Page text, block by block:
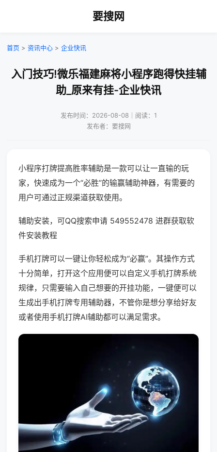
要搜网
首页 > 资讯中心 > 企业快讯
入门技巧!微乐福建麻将小程序跑得快挂辅
助_原来有挂-企业快讯
发布时间：2026-08-08｜阅读：1
发布者：要搜网
小程序打牌提高胜率辅助是一款可以让一直输的玩
家，快速成为一个“必胜”的输赢辅助神器，有需要的
用户可通过正规渠道获取使用。
辅助安装，可QQ搜索申请 549552478 进群获取软
件安装教程
手机打牌可以一键让你轻松成为“必赢”。其操作方式
十分简单，打开这个应用便可以自定义手机打牌系统
规律，只需要输入自己想要的开挂功能，一键便可以
生成出手机打牌专用辅助器，不管你是想分享给好友
或者使用手机打牌AI辅助都可以满足需求。